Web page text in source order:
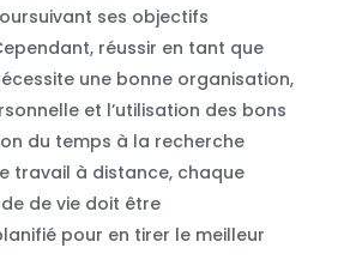
ses objectifs
réussir en tant que
une bonne organisation,
et l’utilisation des bons
du temps à la recherche
travail à distance, chaque
de vie doit être
pour en tirer le meilleur